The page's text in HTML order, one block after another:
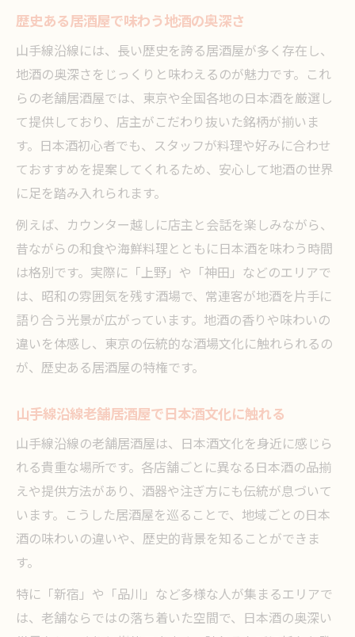
歴史ある居酒屋で味わう地酒の奥深さ
山手線沿線には、長い歴史を誇る居酒屋が多く存在し、
地酒の奥深さをじっくりと味わえるのが魅力です。これ
らの老舗居酒屋では、東京や全国各地の日本酒を厳選し
て提供しており、店主がこだわり抜いた銘柄が揃いま
す。日本酒初心者でも、スタッフが料理や好みに合わせ
ておすすめを提案してくれるため、安心して地酒の世界
に足を踏み入れられます。
例えば、カウンター越しに店主と会話を楽しみながら、
昔ながらの和食や海鮮料理とともに日本酒を味わう時間
は格別です。実際に「上野」や「神田」などのエリアで
は、昭和の雰囲気を残す酒場で、常連客が地酒を片手に
語り合う光景が広がっています。地酒の香りや味わいの
違いを体感し、東京の伝統的な酒場文化に触れられるの
が、歴史ある居酒屋の特権です。
山手線沿線老舗居酒屋で日本酒文化に触れる
山手線沿線の老舗居酒屋は、日本酒文化を身近に感じら
れる貴重な場所です。各店舗ごとに異なる日本酒の品揃
えや提供方法があり、酒器や注ぎ方にも伝統が息づいて
います。こうした居酒屋を巡ることで、地域ごとの日本
酒の味わいの違いや、歴史的背景を知ることができま
す。
特に「新宿」や「品川」など多様な人が集まるエリアで
は、老舗ならではの落ち着いた空間で、日本酒の奥深い